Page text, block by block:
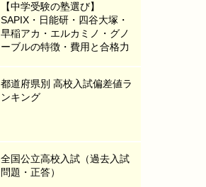
【中学受験の塾選び】
SAPIX・日能研・四谷大塚・
早稲アカ・エルカミノ・グノ
ーブルの特徴・費用と合格力
都道府県別 高校入試偏差値ラ
ンキング
全国公立高校入試（過去入試
問題・正答）